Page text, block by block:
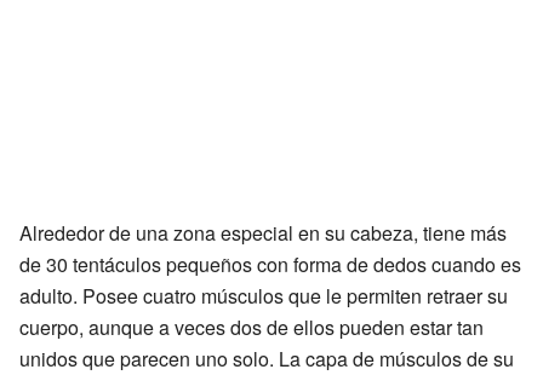
Alrededor de una zona especial en su cabeza, tiene más
de 30 tentáculos pequeños con forma de dedos cuando es
adulto. Posee cuatro músculos que le permiten retraer su
cuerpo, aunque a veces dos de ellos pueden estar tan
unidos que parecen uno solo. La capa de músculos de su